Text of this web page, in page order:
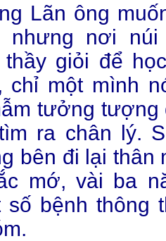
Lãn ông
nhưng nơi
thầy giỏi để
chỉ một mình
tưởng
ra chân lý.
bên đi lại thân
mớ, vài ba
số bệnh thông